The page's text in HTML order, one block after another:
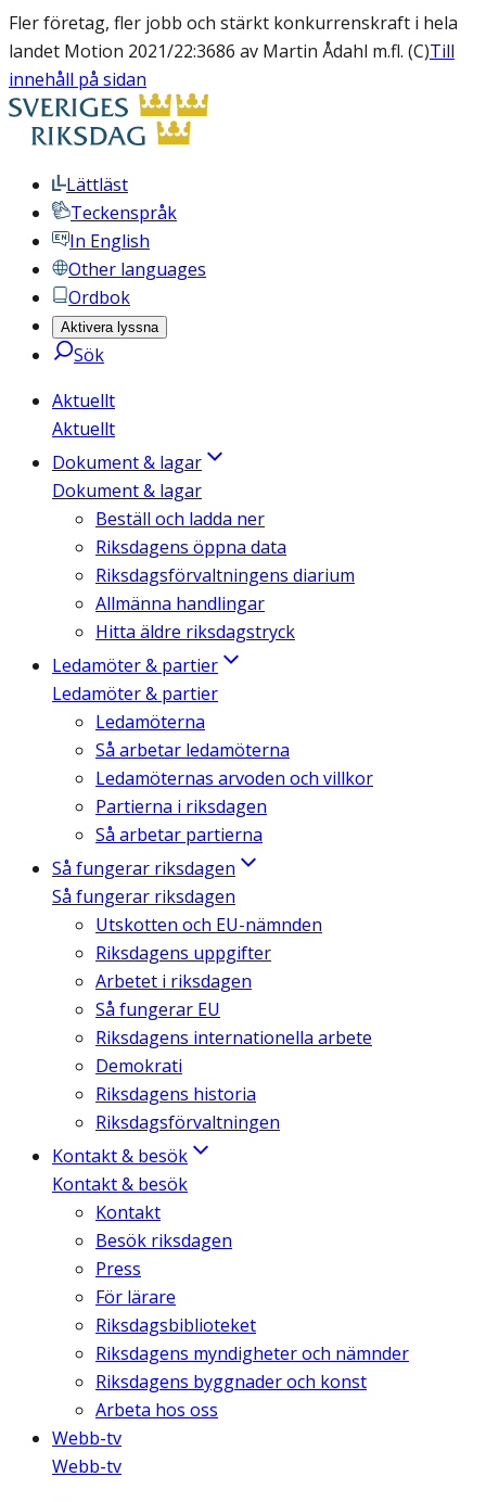
Fler företag, fler jobb och stärkt konkurrenskraft i hela
landet Motion 2021/22:3686 av Martin Ådahl m.fl. (C)Till
innehåll på sidan
Lättläst
Teckenspråk
In English
Other languages
Ordbok
Aktivera lyssna
Sök
Aktuellt
Aktuellt
Dokument & lagar
Dokument & lagar
Beställ och ladda ner
Riksdagens öppna data
Riksdagsförvaltningens diarium
Allmänna handlingar
Hitta äldre riksdagstryck
Ledamöter & partier
Ledamöter & partier
Ledamöterna
Så arbetar ledamöterna
Ledamöternas arvoden och villkor
Partierna i riksdagen
Så arbetar partierna
Så fungerar riksdagen
Så fungerar riksdagen
Utskotten och EU-nämnden
Riksdagens uppgifter
Arbetet i riksdagen
Så fungerar EU
Riksdagens internationella arbete
Demokrati
Riksdagens historia
Riksdagsförvaltningen
Kontakt & besök
Kontakt & besök
Kontakt
Besök riksdagen
Press
För lärare
Riksdagsbiblioteket
Riksdagens myndigheter och nämnder
Riksdagens byggnader och konst
Arbeta hos oss
Webb-tv
Webb-tv